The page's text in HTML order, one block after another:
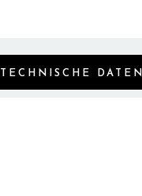
TECHNISCHE DATEN